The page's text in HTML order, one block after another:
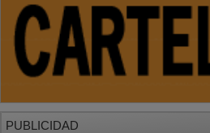
PUBLICIDAD